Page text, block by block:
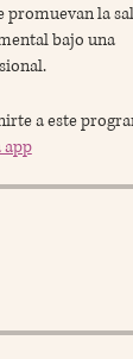
promuevan la
bajo una
a este
app